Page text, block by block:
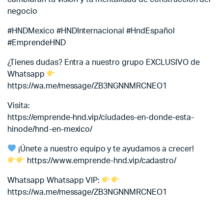
negocio
#HNDMexico #HNDInternacional #HndEspañol
#EmprendeHND
¿Tienes dudas? Entra a nuestro grupo EXCLUSIVO de
Whatsapp
https://wa.me/message/ZB3NGNNMRCNEO1
Visita:
https://emprende-hnd.vip/ciudades-en-donde-esta-
hinode/hnd-en-mexico/
¡Únete a nuestro equipo y te ayudamos a crecer!
https://www.emprende-hnd.vip/cadastro/
Whatsapp Whatsapp VIP:
https://wa.me/message/ZB3NGNNMRCNEO1